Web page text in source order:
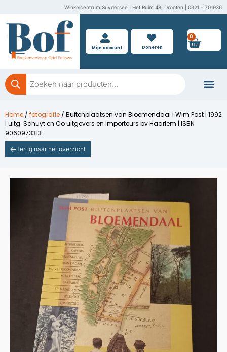
inhoud
Winkelcentrum Suydersee | Het Ruim 48, Dronten | 0321 – 701936
Mijn account Doneren
0
Producten
zoeken
Home / fotografie / Buitenplaatsen van Bloemendaal | Wim Post | 1992
| uitg. Schuyt en Co uitgevers en Importeurs bv Haarlem | ISBN
9060973313
Terug naar het overzicht